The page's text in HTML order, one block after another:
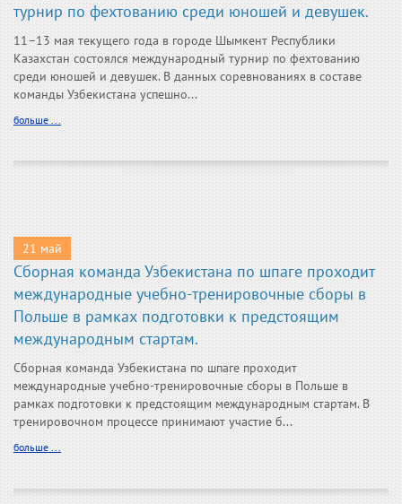
турнир по фехтованию среди юношей и девушек.
11–13 мая текущего года в городе Шымкент Республики
Казахстан состоялся международный турнир по фехтованию
среди юношей и девушек. В данных соревнованиях в составе
команды Узбекистана успешно...
больше ...
21 май
Сборная команда Узбекистана по шпаге проходит
международные учебно-тренировочные сборы в
Польше в рамках подготовки к предстоящим
международным стартам.
Сборная команда Узбекистана по шпаге проходит
международные учебно-тренировочные сборы в Польше в
рамках подготовки к предстоящим международным стартам. В
тренировочном процессе принимают участие б...
больше ...